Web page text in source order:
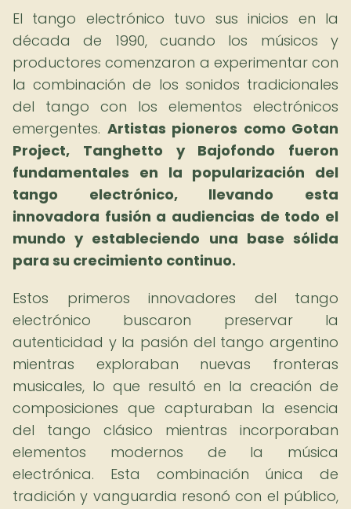
El tango electrónico tuvo sus inicios en la
década de 1990, cuando los músicos y
productores comenzaron a experimentar con
la combinación de los sonidos tradicionales
del tango con los elementos electrónicos
emergentes. Artistas pioneros como Gotan
Project, Tanghetto y Bajofondo fueron
fundamentales en la popularización del
tango electrónico, llevando esta
innovadora fusión a audiencias de todo el
mundo y estableciendo una base sólida
para su crecimiento continuo.
Estos primeros innovadores del tango
electrónico buscaron preservar la
autenticidad y la pasión del tango argentino
mientras exploraban nuevas fronteras
musicales, lo que resultó en la creación de
composiciones que capturaban la esencia
del tango clásico mientras incorporaban
elementos modernos de la música
electrónica. Esta combinación única de
tradición y vanguardia resonó con el público,